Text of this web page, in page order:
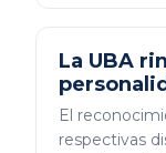
La UBA
El
respectivas